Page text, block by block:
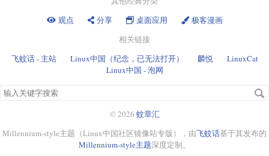
观点
分享 桌面应用
极客漫画
相关链接
飞蚊话 - 主站
Linux中国（纪念，已无法打开） 麟悦
LinuxCat
Linux中国 - 泡网
搜
字
© 2026 蚊章汇
Millennium-style主题（Linux中国社区镜像站专版），由飞蚊话基于其发布的
Millennium-style主题深度定制。